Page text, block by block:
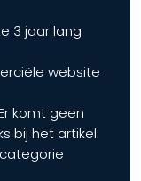
3 jaar lang
website
komt geen
bij het artikel.